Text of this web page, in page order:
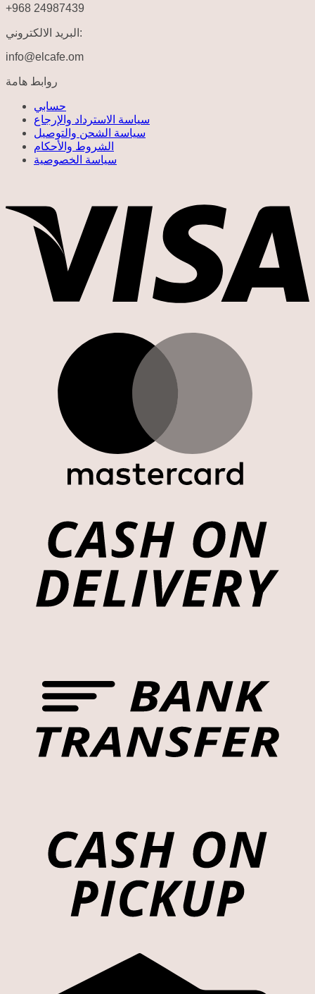
+968 24987439
البريد الالكتروني:
info@elcafe.om
روابط هامة
حسابي
سياسة الاسترداد والإرجاع
سياسة الشحن والتوصيل
الشروط والأحكام
سياسة الخصوصية